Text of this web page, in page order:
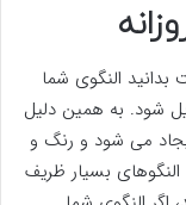
بدانید النگوی شما
شود. به همین دلیل
می شود و رنگ و
النگوهای بسیار ظریف